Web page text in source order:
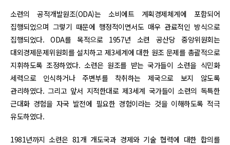
소련의 공적개발원조(ODA)는 소비에트 계획경제체계에 포함되어
집행되었으며 그렇기 때문에 행정적이면서도 매우 관료적인 방식으로
집행되었다. ODA를 목적으로 1957년 소련 공산당 중앙위원회는
대외경제문제위원회를 설치하고 제3세계에 대한 원조 문제를 총괄적으로
지휘하도록 조정하였다. 소련은 원조를 받는 국가들이 소련을 식민화
세력으로 인식하거나 주변부를 착취하는 제국으로 보지 않도록
관리하였다. 그리고 앞서 지적한대로 제3세계 국가들이 소련의 독특한
근대화 경험을 자국 발전에 필요한 경험이라는 것을 이해하도록 적극
유도하였다.
1981년까지 소련은 81개 개도국과 경제와 기술 협력에 대한 합의를